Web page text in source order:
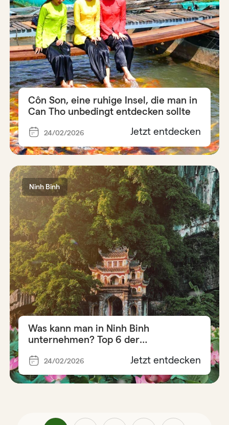
Côn Son, eine ruhige Insel, die man in
Can Tho unbedingt entdecken sollte
24/02/2026 Jetzt entdecken
Ninh Binh
Was kann man in Ninh Binh
unternehmen? Top 6 der
24/02/2026 Jetzt entdecken